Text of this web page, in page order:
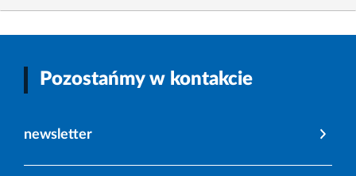
Pozostańmy w kontakcie
newsletter